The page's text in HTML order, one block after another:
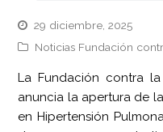
29 diciembre, 2025
Noticias Fundación
La Fundación contra la
anuncia la apertura de
en Hipertensión